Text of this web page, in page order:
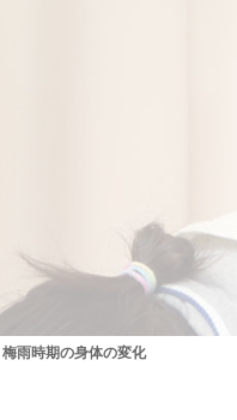
梅雨時期の身体の変化